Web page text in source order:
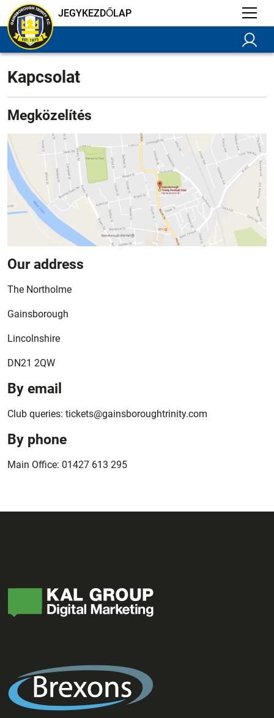
JEGYKEZDŐLAP
Kapcsolat
Megközelítés
Our address
The Northolme
Gainsborough
Lincolnshire
DN21 2QW
By email
Club queries: tickets@gainsboroughtrinity.com
By phone
Main Office: 01427 613 295